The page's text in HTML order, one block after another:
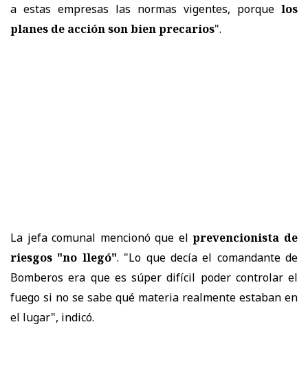
a estas empresas las normas vigentes, porque los
planes de acción son bien precarios".
La jefa comunal mencionó que elprevencionista de
riesgos "no llegó". "Lo que decía el comandante de
Bomberos era que es súper difícil poder controlar el
fuego si no se sabe qué materia realmente estaban en
el lugar", indicó.